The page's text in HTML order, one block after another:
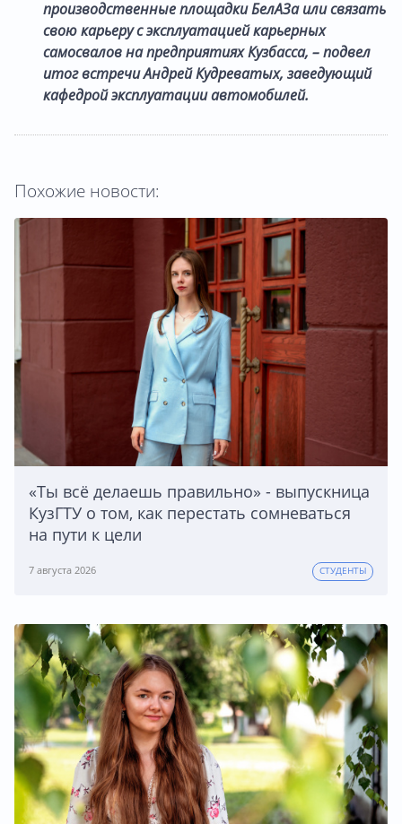
производственные площадки БелАЗа или связать
свою карьеру с эксплуатацией карьерных
самосвалов на предприятиях Кузбасса, – подвел
итог встречиАндрей Кудреватых, заведующий
кафедрой эксплуатации автомобилей.
Похожие новости:
«Ты всё делаешь правильно» - выпускница
КузГТУ о том, как перестать сомневаться
на пути к цели
7 августа 2026 СТУДЕНТЫ